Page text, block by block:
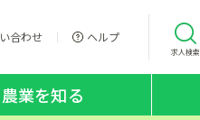
合わせ ヘルプ
求人検索
農業を知る